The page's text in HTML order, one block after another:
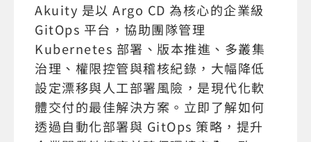
Akuity 是以 Argo CD 為核心的企業級
GitOps 平台，協助團隊管理
Kubernetes 部署、版本推進、多叢集
治理、權限控管與稽核紀錄，大幅降低
設定漂移與人工部署風險，是現代化軟
體交付的最佳解決方案。立即了解如何
透過自動化部署與 GitOps 策略，提升